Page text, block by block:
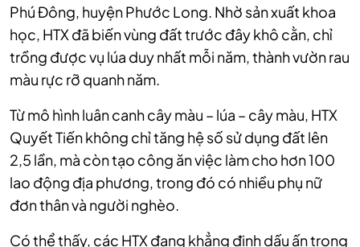
Phú Đông, huyện Phước Long. Nhờ sản xuất khoa
học, HTX đã biến vùng đất trước đây khô cằn, chỉ
trồng được vụ lúa duy nhất mỗi năm, thành vườn rau
màu rực rỡ quanh năm.
Từ mô hình luân canh cây màu – lúa – cây màu, HTX
Quyết Tiến không chỉ tăng hệ số sử dụng đất lên
2,5 lần, mà còn tạo công ăn việc làm cho hơn 100
lao động địa phương, trong đó có nhiều phụ nữ
đơn thân và người nghèo.
Có thể thấy, các HTX đang khẳng định dấu ấn trong